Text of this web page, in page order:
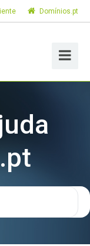
Domínios.pt